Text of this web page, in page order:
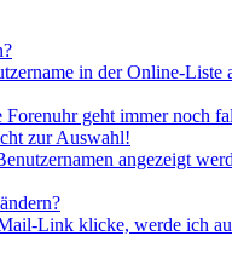
in der Online-Liste
geht immer noch
zur Auswahl!
angezeigt
Link klicke, werde ich